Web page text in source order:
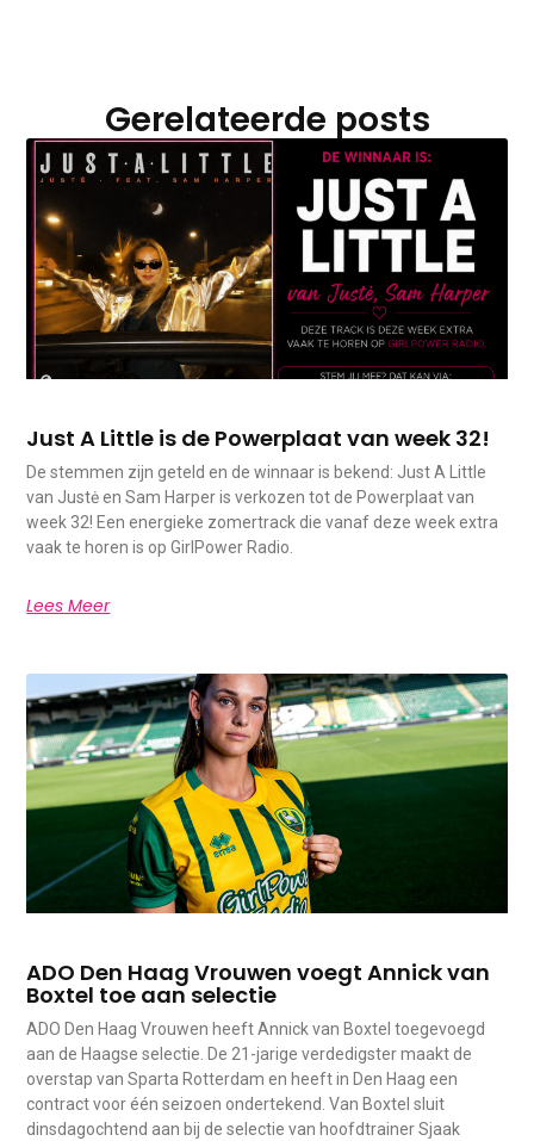
Gerelateerde posts
Just A Little is de Powerplaat van week 32!
De stemmen zijn geteld en de winnaar is bekend: Just A Little
van Justė en Sam Harper is verkozen tot de Powerplaat van
week 32! Een energieke zomertrack die vanaf deze week extra
vaak te horen is op GirlPower Radio.
Lees Meer
ADO Den Haag Vrouwen voegt Annick van
Boxtel toe aan selectie
ADO Den Haag Vrouwen heeft Annick van Boxtel toegevoegd
aan de Haagse selectie. De 21-jarige verdedigster maakt de
overstap van Sparta Rotterdam en heeft in Den Haag een
contract voor één seizoen ondertekend. Van Boxtel sluit
dinsdagochtend aan bij de selectie van hoofdtrainer Sjaak